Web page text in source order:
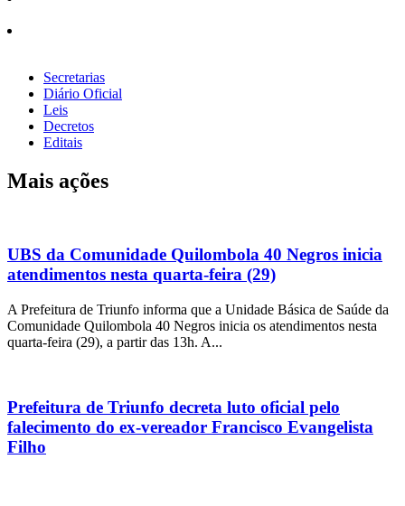
Secretarias
Diário Oficial
Leis
Decretos
Editais
Mais ações
UBS da Comunidade Quilombola 40 Negros inicia
atendimentos nesta quarta-feira (29)
A Prefeitura de Triunfo informa que a Unidade Básica de Saúde da
Comunidade Quilombola 40 Negros inicia os atendimentos nesta
quarta-feira (29), a partir das 13h. A...
Prefeitura de Triunfo decreta luto oficial pelo
falecimento do ex-vereador Francisco Evangelista
Filho